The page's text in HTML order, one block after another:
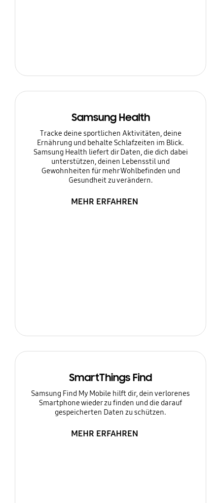
Samsung Health
Tracke deine sportlichen Aktivitäten, deine
Ernährung und behalte Schlafzeiten im Blick.
Samsung Health liefert dir Daten, die dich dabei
unterstützen, deinen Lebensstil und
Gewohnheiten für mehr Wohlbefinden und
Gesundheit zu verändern.
MEHR ERFAHREN
SmartThings Find
Samsung Find My Mobile hilft dir, dein verlorenes
Smartphone wieder zu finden und die darauf
gespeicherten Daten zu schützen.
MEHR ERFAHREN